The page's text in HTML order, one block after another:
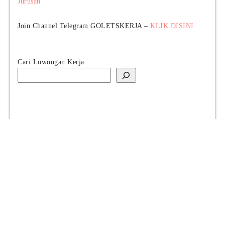
Join Channel Telegram GOLETSKERJA – KLIK DISINI
Cari Lowongan Kerja